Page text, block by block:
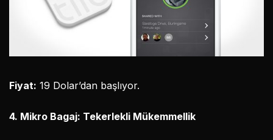
Fiyat: 19 Dolar’dan başlıyor.
4. Mikro Bagaj: Tekerlekli Mükemmellik